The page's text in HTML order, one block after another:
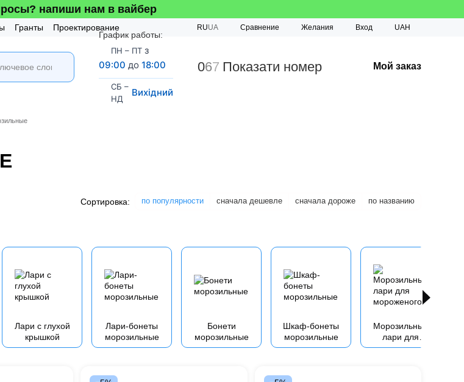
напиши нам в вайбер
Гранты
Проектирование
RUUA Сравнение Желания Вход UAH
График работы:
ПН – ПТ з
09:00 до 18:00
СБ –
НД
Вихідний
067 Показати номер Мой заказ
Сортировка: по популярности сначала дешевле сначала дороже по названию
Лари с глухой
крышкой
Лари-бонеты
морозильные
Бонети
морозильные
Шкаф-бонеты
морозильные
Морозильные
лари для
мороженого